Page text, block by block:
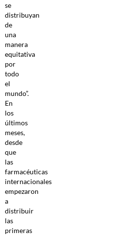
se
distribuyan
de
una
manera
equitativa
por
todo
el
mundo”.
En
los
últimos
meses,
desde
que
las
farmacéuticas
internacionales
empezaron
a
distribuir
las
primeras